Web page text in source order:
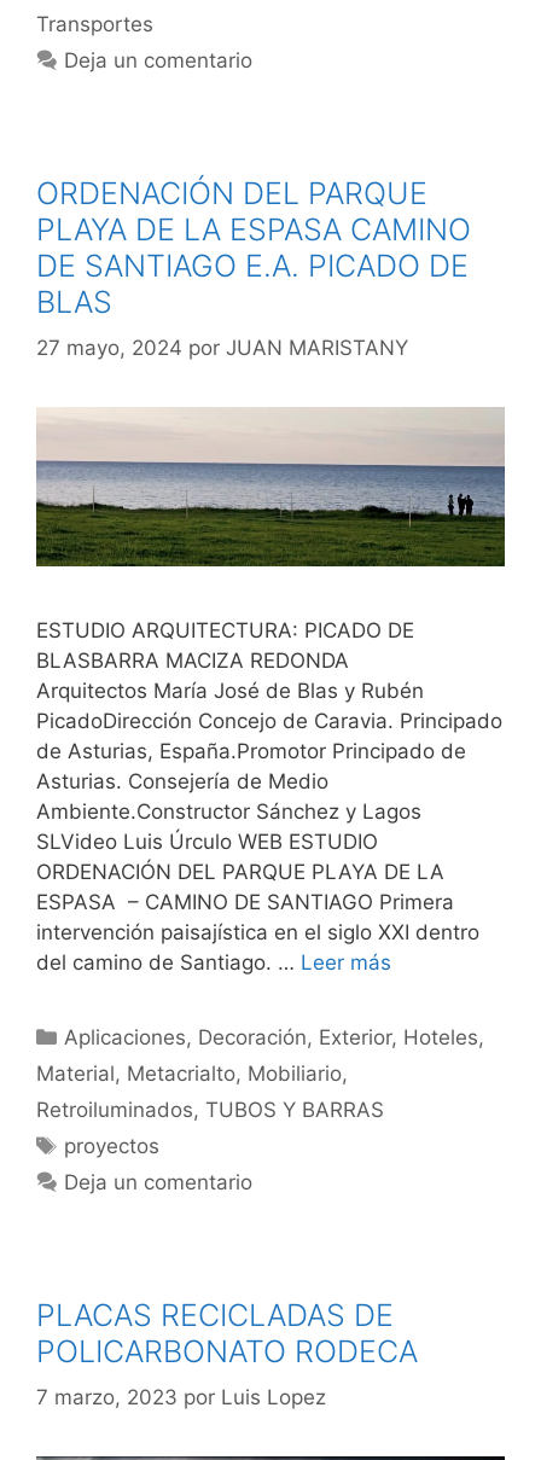
Transportes
Deja un comentario
ORDENACIÓN DEL PARQUE
PLAYA DE LA ESPASA CAMINO
DE SANTIAGO E.A. PICADO DE
BLAS
27 mayo, 2024 por JUAN MARISTANY
ESTUDIO ARQUITECTURA: PICADO DE
BLASBARRA MACIZA REDONDA
Arquitectos María José de Blas y Rubén
PicadoDirección Concejo de Caravia. Principado
de Asturias, España.Promotor Principado de
Asturias. Consejería de Medio
Ambiente.Constructor Sánchez y Lagos
SLVideo Luis Úrculo WEB ESTUDIO
ORDENACIÓN DEL PARQUE PLAYA DE LA
ESPASA – CAMINO DE SANTIAGO Primera
intervención paisajística en el siglo XXI dentro
del camino de Santiago. … Leer más
Aplicaciones, Decoración, Exterior, Hoteles,
Material, Metacrialto, Mobiliario,
Retroiluminados, TUBOS Y BARRAS
proyectos
Deja un comentario
PLACAS RECICLADAS DE
POLICARBONATO RODECA
7 marzo, 2023 por Luis Lopez